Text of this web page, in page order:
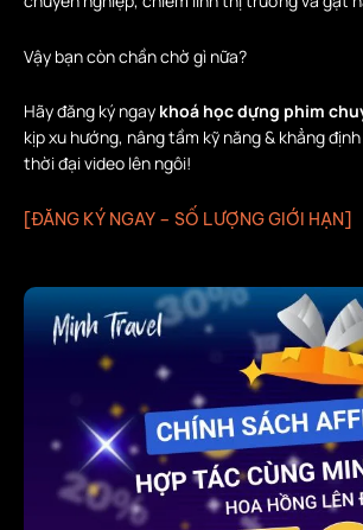
Vậy bạn còn chần chờ gì nữa?
Hãy đăng ký ngay khoá học dựng phim
kịp xu hướng, nâng tầm kỹ năng & khẳng
thời đại video lên ngôi!
[ĐĂNG KÝ NGAY – SỐ LƯỢNG GIỚI HẠN]